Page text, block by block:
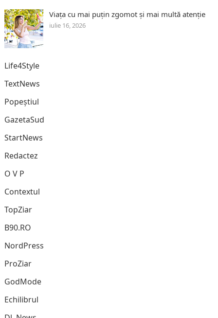
Viața cu mai puțin zgomot și mai multă atenție
iulie 16, 2026
Life4Style
TextNews
Popeștiul
GazetaSud
StartNews
Redactez
O V P
Contextul
TopZiar
B90.RO
NordPress
ProZiar
GodMode
Echilibrul